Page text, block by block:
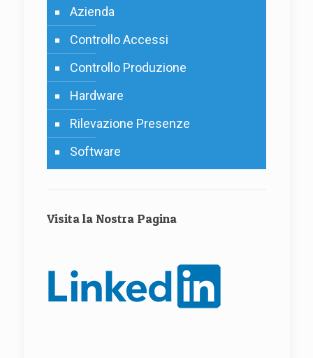
Azienda
Controllo Accessi
Controllo Produzione
Hardware
Rilevazione Presenze
Software
Visita la Nostra Pagina